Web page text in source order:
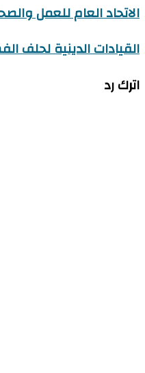
الاتحاد العام للعمل
القيادات الدينية لحلف
اترك رد